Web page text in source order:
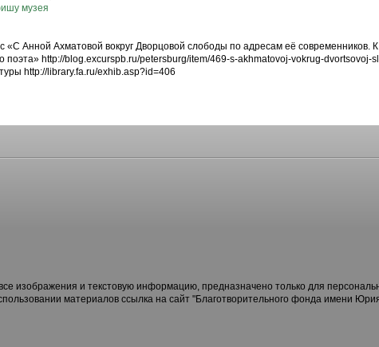
музея
«С Анной Ахматовой вокруг Дворцовой слободы по адресам её современников.
поэта» http://blog.excurspb.ru/petersburg/item/469-s-akhmatovoj-vokrug-dvortsovoj-
http://library.fa.ru/exhib.asp?id=406
изображения и текстовую информацию, предназначено только для
материалов ссылка на сайт "Благотворительного фонда имени